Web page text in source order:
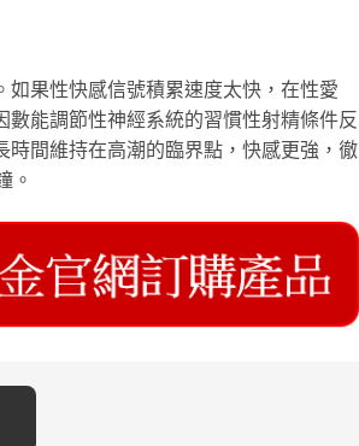
果性快感信號積累速度太快，在性愛
能調節性神經系統的習慣性射精條件反
間維持在高潮的臨界點，快感更強，徹
。